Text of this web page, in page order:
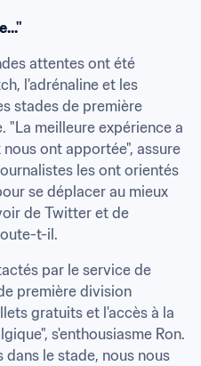
attentes ont été
l'adrénaline et les
stades de première
"La meilleure expérience a
ont apportée", assure
les ont orientés
se déplacer au mieux
de Twitter et de
t-il.
par le service de
première division
gratuits et l'accès à la
s'enthousiasme Ron.
dans le stade, nous nous